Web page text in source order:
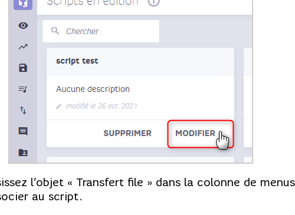
l’objet « Transfert file » dans la colonne de
au script.